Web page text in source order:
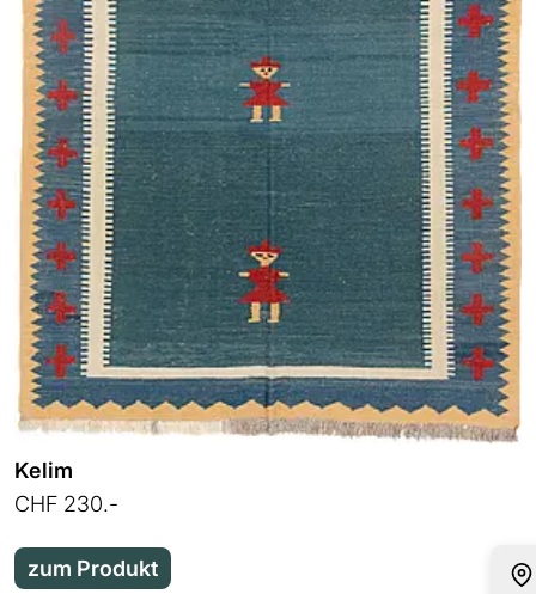
Kelim
CHF 230.-
zum Produkt